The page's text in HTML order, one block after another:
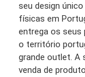
seu design
físicas em
entrega os seus
o território
grande outlet. A
venda de